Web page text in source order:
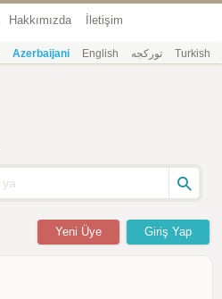
Hakkımızda İletişim
Azerbaijani English تورکجه Turkish
Giriş Yap
Yeni Üye